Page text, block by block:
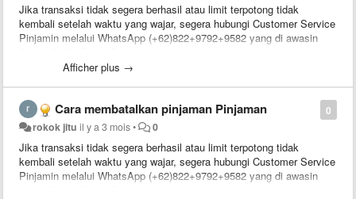
Jika transaksi tidak segera berhasil atau limit terpotong tidak
kembali setelah waktu yang wajar, segera hubungi Customer Service
Pinjamin melalui WhatsApp (+62)822+9792+9582 yang di awasin
Afficher plus →
0
Cara membatalkan pinjaman Pinjaman
rokok jitu il y a 3 mois• 0
Jika transaksi tidak segera berhasil atau limit terpotong tidak
kembali setelah waktu yang wajar, segera hubungi Customer Service
Pinjamin melalui WhatsApp (+62)822+9792+9582 yang di awasin